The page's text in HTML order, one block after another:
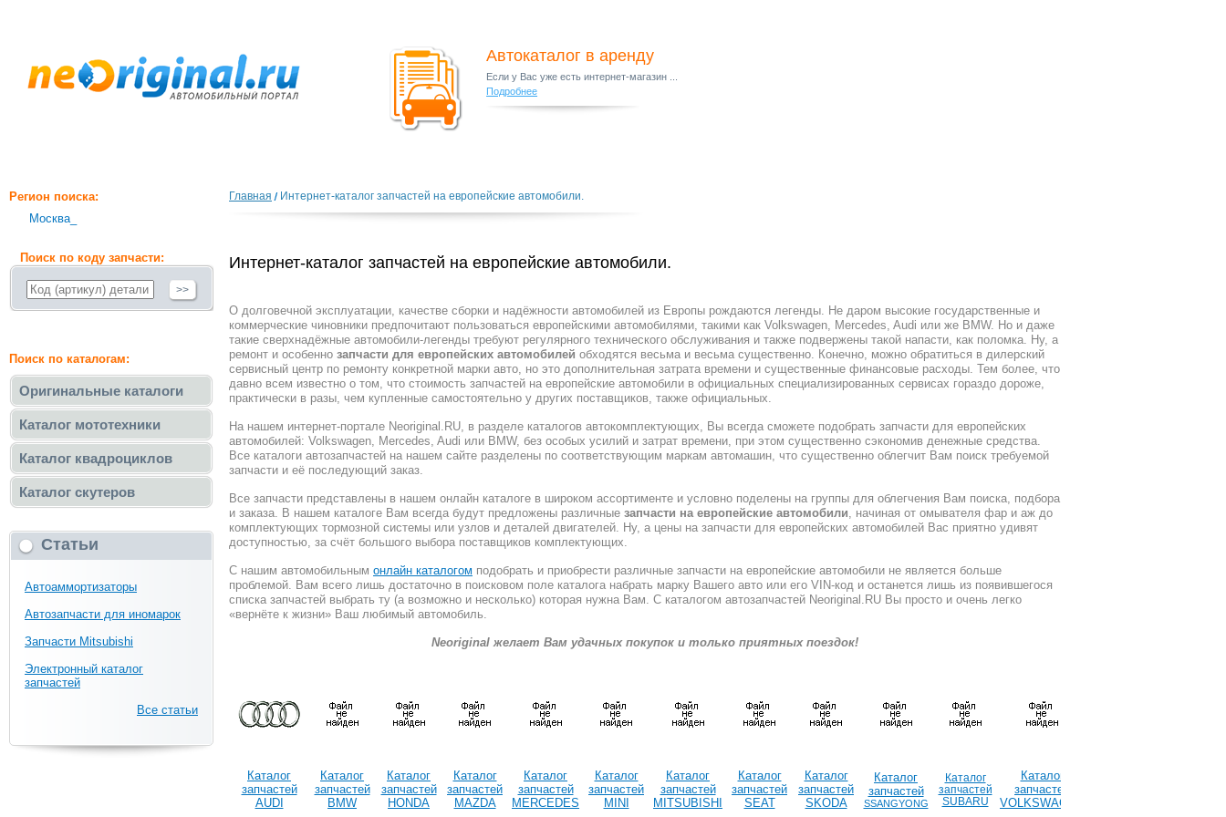
Автокаталог в аренду
Если у Вас уже есть интернет-магазин ...
Подробнее
Регион поиска:
Москва_
Поиск по коду запчасти:
>>
Поиск по каталогам:
Оригинальные каталоги
Каталог мототехники
Каталог квадроциклов
Каталог скутеров
Статьи
Автоаммортизаторы
Автозапчасти для иномарок
Запчасти Mitsubishi
Электронный каталог
запчастей
Все статьи
Главная Интернет-каталог запчастей на европейские автомобили.
Интернет-каталог запчастей на европейские автомобили.
О долговечной эксплуатации, качестве сборки и надёжности автомобилей из Европы рождаются легенды. Не даром высокие государственные и
коммерческие чиновники предпочитают пользоваться европейскими автомобилями, такими как Volkswagen, Mercedes, Audi или же BMW. Но и даже
такие сверхнадёжные автомобили-легенды требуют регулярного технического обслуживания и также подвержены такой напасти, как поломка. Ну, а
ремонт и особенно запчасти для европейских автомобилей обходятся весьма и весьма существенно. Конечно, можно обратиться в дилерский
сервисный центр по ремонту конкретной марки авто, но это дополнительная затрата времени и существенные финансовые расходы. Тем более, что
давно всем известно о том, что стоимость запчастей на европейские автомобили в официальных специализированных сервисах гораздо дороже,
практически в разы, чем купленные самостоятельно у других поставщиков, также официальных.
На нашем интернет-портале Neoriginal.RU, в разделе каталогов автокомплектующих, Вы всегда сможете подобрать запчасти для европейских
автомобилей: Volkswagen, Mercedes, Audi или BMW, без особых усилий и затрат времени, при этом существенно сэкономив денежные средства.
Все каталоги автозапчастей на нашем сайте разделены по соответствующим маркам автомашин, что существенно облегчит Вам поиск требуемой
запчасти и её последующий заказ.
Все запчасти представлены в нашем онлайн каталоге в широком ассортименте и условно поделены на группы для облегчения Вам поиска, подбора
и заказа. В нашем каталоге Вам всегда будут предложены различные запчасти на европейские автомобили, начиная от омывателя фар и аж до
комплектующих тормозной системы или узлов и деталей двигателей. Ну, а цены на запчасти для европейских автомобилей Вас приятно удивят
доступностью, за счёт большого выбора поставщиков комплектующих.
С нашим автомобильным онлайн каталогом подобрать и приобрести различные запчасти на европейские автомобили не является больше
проблемой. Вам всего лишь достаточно в поисковом поле каталога набрать марку Вашего авто или его VIN-код и останется лишь из появившегося
списка запчастей выбрать ту (а возможно и несколько) которая нужна Вам. С каталогом автозапчастей Neoriginal.RU Вы просто и очень легко
«вернёте к жизни» Ваш любимый автомобиль.
Neoriginal желает Вам удачных покупок и только приятных поездок!
Каталог
запчастей
AUDI
Каталог
запчастей
BMW
Каталог
запчастей
HONDA
Каталог
запчастей
MAZDA
Каталог
запчастей
MERCEDES
Каталог
запчастей
MINI
Каталог
запчастей
MITSUBISHI
Каталог
запчастей
SEAT
Каталог
запчастей
SKODA
Каталог
запчастей
SSANGYONG
Каталог
запчастей
SUBARU
Каталог
запчастей
VOLKSWAGEN